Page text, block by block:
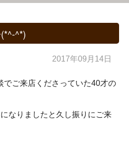
^*)
2017年09月14日
でご来店くださっていた40才の
なりましたと久し振りにご来